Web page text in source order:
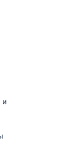
и